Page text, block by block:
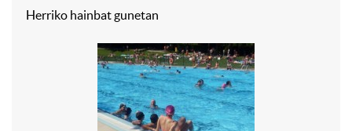
Herriko hainbat gunetan